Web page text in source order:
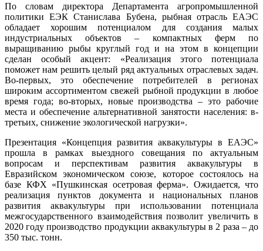
По словам директора Департамента агропромышленной
политики ЕЭК Станислава Бубена, рыбная отрасль ЕАЭС
обладает хорошим потенциалом для создания малых
индустриальных объектов – компактных ферм по
выращиванию рыбы круглый год и на этом в концепции
сделан особый акцент: «Реализация этого потенциала
поможет нам решить целый ряд актуальных отраслевых задач.
Во-первых, это обеспечение потребителей в регионах
широким ассортиментом свежей рыбной продукции в любое
время года; во-вторых, новые производства – это рабочие
места и обеспечение альтернативной занятости населения: в-
третьих, снижение экологической нагрузки».
Презентация «Концепция развития аквакультуры в ЕАЭС»
прошла в рамках выездного совещания по актуальным
вопросам и перспективам развития аквакультуры в
Евразийском экономическом союзе, которое состоялось на
базе КФХ «Пушкинская осетровая ферма». Ожидается, что
реализация пунктов документа и национальных планов
развития аквакультуры при использовании потенциала
межгосударственного взаимодействия позволит увеличить в
2020 году производство продукции аквакультуры в 2 раза – до
350 тыс. тонн.